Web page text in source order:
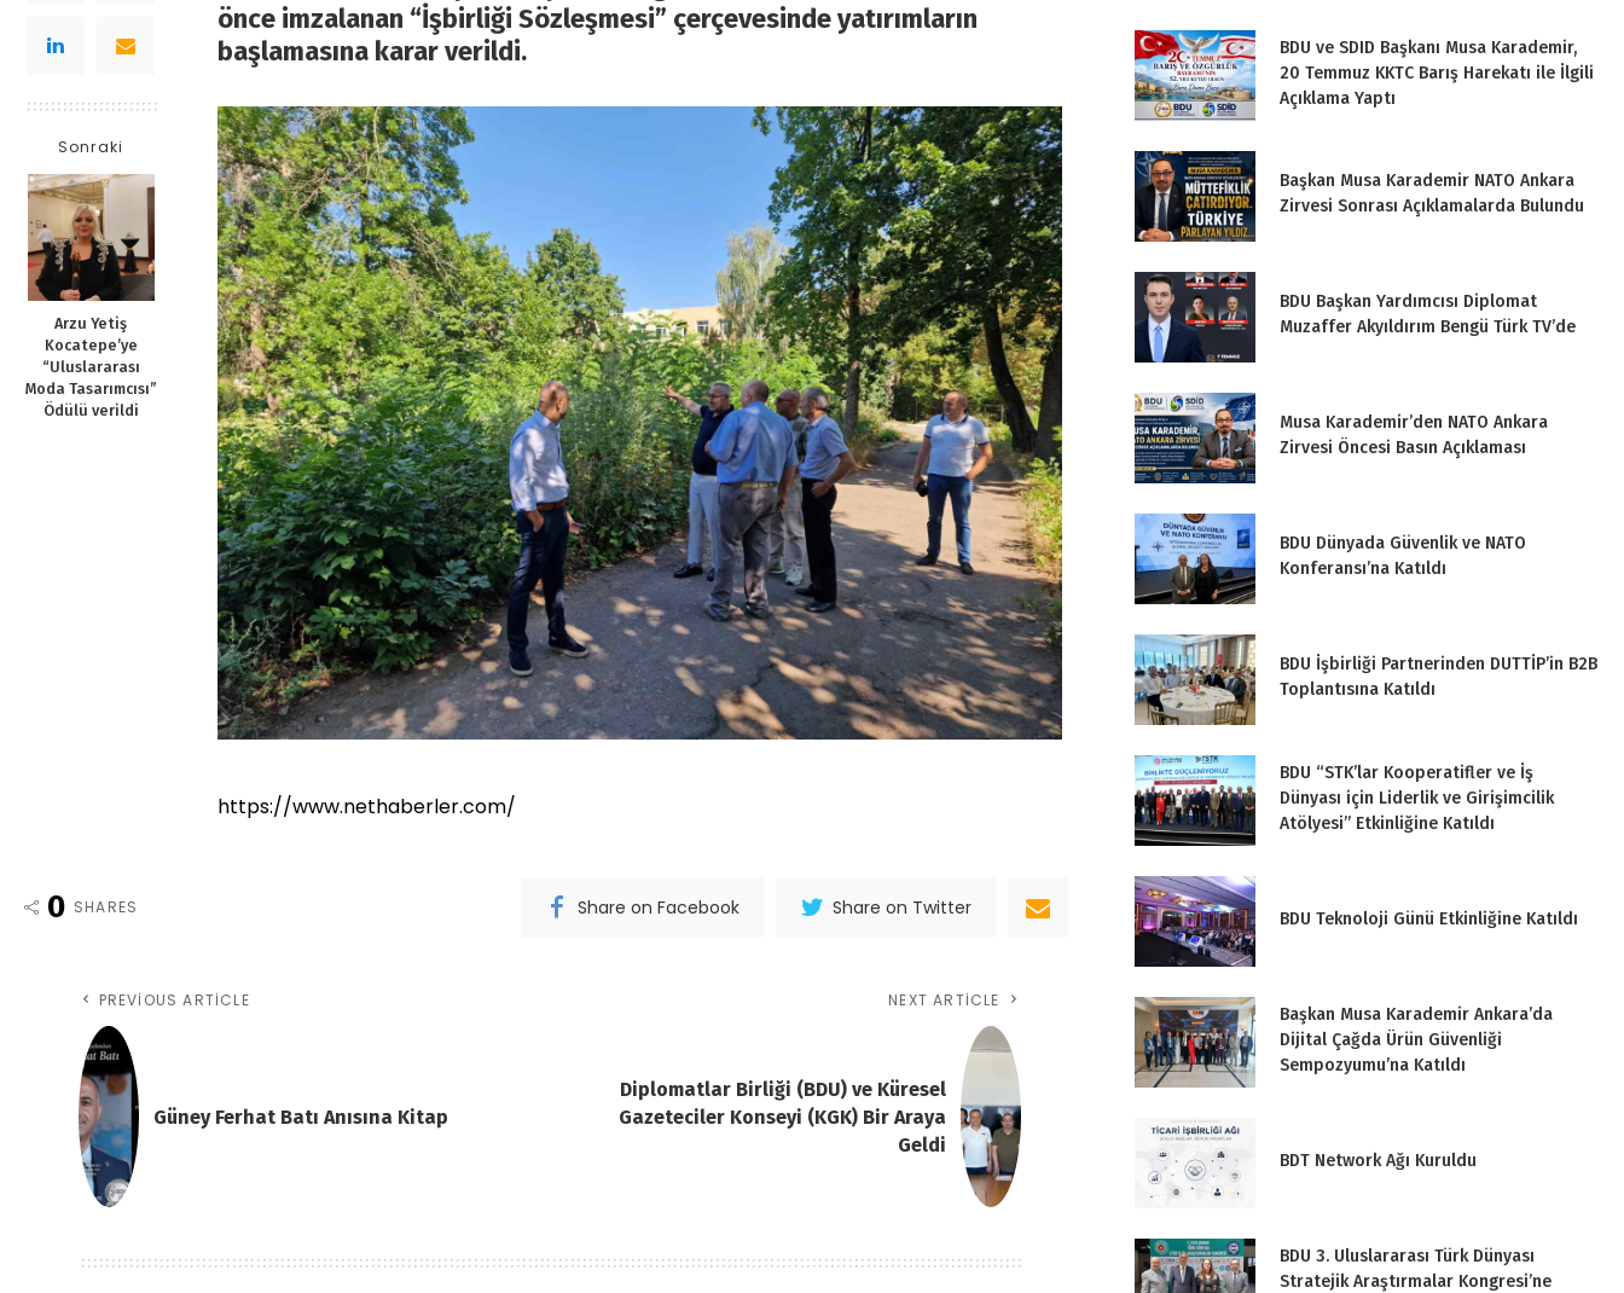
Sonraki
Arzu Yetiş
Kocatepe’ye
“Uluslararası
Moda Tasarımcısı”
Ödülü verildi
önce imzalanan “İşbirliği Sözleşmesi” çerçevesinde yatırımların
başlamasına karar verildi.
https://www.nethaberler.com/
0 SHARES Share on Facebook Share on Twitter
PREVIOUS ARTICLE
Güney Ferhat Batı Anısına Kitap
NEXT ARTICLE
Diplomatlar Birliği (BDU) ve Küresel
Gazeteciler Konseyi (KGK) Bir Araya
Geldi
BDU ve SDID Başkanı Musa Karademir,
20 Temmuz KKTC Barış Harekatı ile İlgili
Açıklama Yaptı
Başkan Musa Karademir NATO Ankara
Zirvesi Sonrası Açıklamalarda Bulundu
BDU Başkan Yardımcısı Diplomat
Muzaffer Akyıldırım Bengü Türk TV’de
Musa Karademir’den NATO Ankara
Zirvesi Öncesi Basın Açıklaması
BDU Dünyada Güvenlik ve NATO
Konferansı’na Katıldı
BDU İşbirliği Partnerinden DUTTİP’in B2B
Toplantısına Katıldı
BDU “STK’lar Kooperatifler ve İş
Dünyası için Liderlik ve Girişimcilik
Atölyesi” Etkinliğine Katıldı
BDU Teknoloji Günü Etkinliğine Katıldı
Başkan Musa Karademir Ankara’da
Dijital Çağda Ürün Güvenliği
Sempozyumu’na Katıldı
BDT Network Ağı Kuruldu
BDU 3. Uluslararası Türk Dünyası
Stratejik Araştırmalar Kongresi’ne